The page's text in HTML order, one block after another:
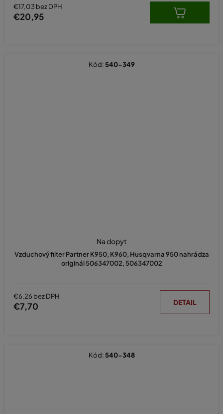
€17,03 bez DPH
€20,95
Vzduchový filter Partner K950, K960, Husqvarna 950 nahrádza
originál 506347002, 506347002
Na dopyt
€6,26 bez DPH
€7,70 DETAIL
Kód: 540-349
Kód: 540-348